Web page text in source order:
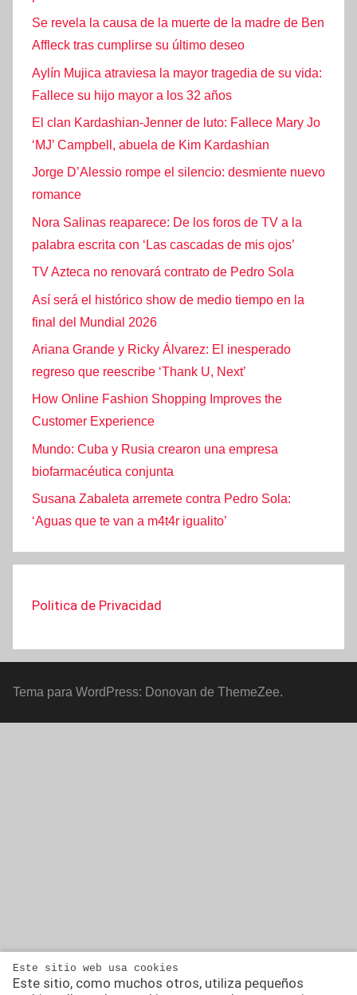
Se revela la causa de la muerte de la madre de Ben
Affleck tras cumplirse su último deseo
Aylín Mujica atraviesa la mayor tragedia de su vida:
Fallece su hijo mayor a los 32 años
El clan Kardashian-Jenner de luto: Fallece Mary Jo
‘MJ’ Campbell, abuela de Kim Kardashian
Jorge D’Alessio rompe el silencio: desmiente nuevo
romance
Nora Salinas reaparece: De los foros de TV a la
palabra escrita con ‘Las cascadas de mis ojos’
TV Azteca no renovará contrato de Pedro Sola
Así será el histórico show de medio tiempo en la
final del Mundial 2026
Ariana Grande y Ricky Álvarez: El inesperado
regreso que reescribe ‘Thank U, Next’
How Online Fashion Shopping Improves the
Customer Experience
Mundo: Cuba y Rusia crearon una empresa
biofarmacéutica conjunta
Susana Zabaleta arremete contra Pedro Sola:
‘Aguas que te van a m4t4r igualito’
Politica de Privacidad
Tema para WordPress: Donovan de ThemeZee.
Este sitio web usa cookies
Este sitio, como muchos otros, utiliza pequeños